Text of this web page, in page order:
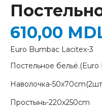
Постельное
Наволочка-
Простынь-220x250cm
610,00
Euro Bumbac Lacitex-3